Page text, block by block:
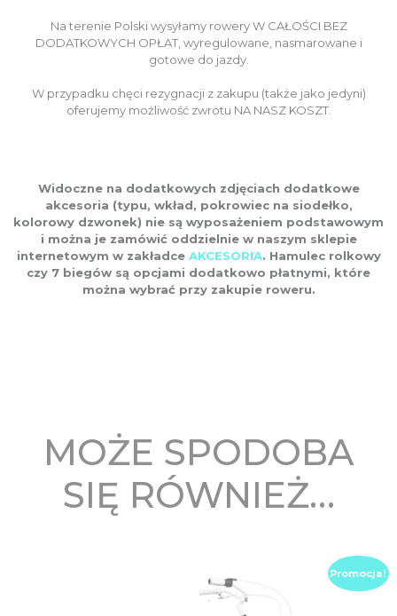
Na terenie Polski wysyłamy rowery W CAŁOŚCI BEZ
DODATKOWYCH OPŁAT, wyregulowane, nasmarowane i
gotowe do jazdy.
W przypadku chęci rezygnacji z zakupu (także jako jedyni)
oferujemy możliwość zwrotu NA NASZ KOSZT.
Widoczne na dodatkowych zdjęciach dodatkowe
akcesoria (typu, wkład, pokrowiec na siodełko,
kolorowy dzwonek) nie są wyposażeniem podstawowym
i można je zamówić oddzielnie w naszym sklepie
internetowym w zakładce AKCESORIA. Hamulec rolkowy
czy 7 biegów są opcjami dodatkowo płatnymi, które
można wybrać przy zakupie roweru.
MOŻE SPODOBA
SIĘ RÓWNIEŻ…
Promocja!